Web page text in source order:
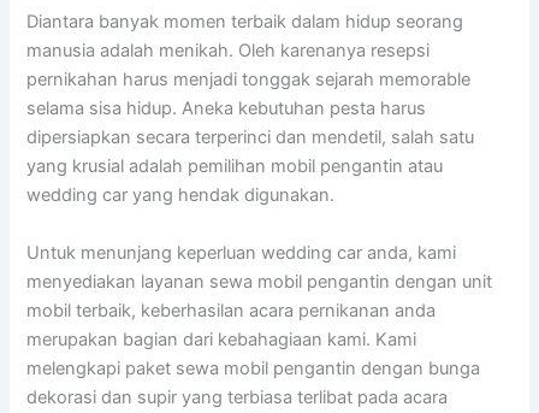
Diantara banyak momen terbaik dalam hidup seorang
manusia adalah menikah. Oleh karenanya resepsi
pernikahan harus menjadi tonggak sejarah memorable
selama sisa hidup. Aneka kebutuhan pesta harus
dipersiapkan secara terperinci dan mendetil, salah satu
yang krusial adalah pemilihan mobil pengantin atau
wedding car yang hendak digunakan.
Untuk menunjang keperluan wedding car anda, kami
menyediakan layanan sewa mobil pengantin dengan unit
mobil terbaik, keberhasilan acara pernikanan anda
merupakan bagian dari kebahagiaan kami. Kami
melengkapi paket sewa mobil pengantin dengan bunga
dekorasi dan supir yang terbiasa terlibat pada acara